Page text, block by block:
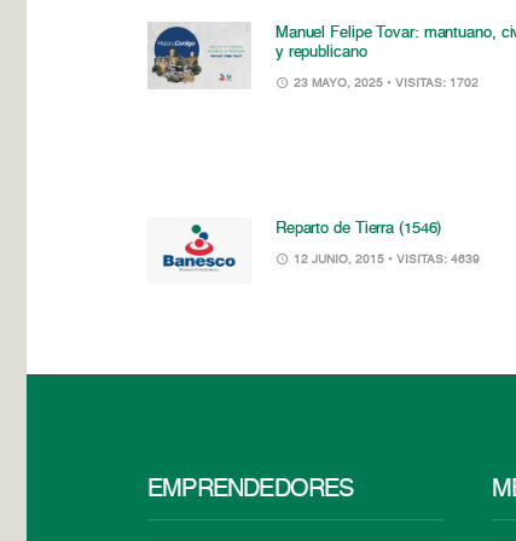
Manuel Felipe Tovar: mantuano,
y republicano
23 MAYO, 2025 • VISITAS: 1702
Reparto de Tierra (1546)
12 JUNIO, 2015 • VISITAS: 4639
EMPRENDEDORES